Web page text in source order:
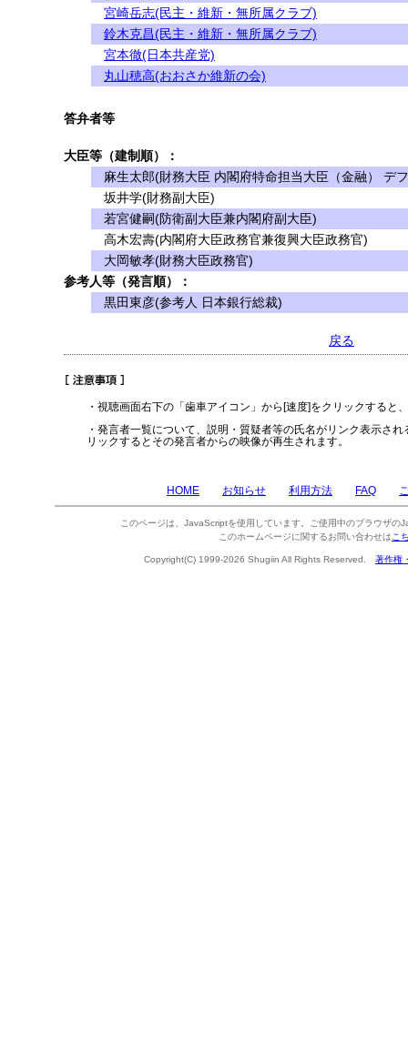
宮崎岳志(民主・維新・無所属クラブ)
鈴木克昌(民主・維新・無所属クラブ)
宮本徹(日本共産党)
丸山穂高(おおさか維新の会)
答弁者等
大臣等（建制順）：
麻生太郎(財務大臣 内閣府特命担当大臣（金融） デ
坂井学(財務副大臣)
若宮健嗣(防衛副大臣兼内閣府副大臣)
高木宏壽(内閣府大臣政務官兼復興大臣政務官)
大岡敏孝(財務大臣政務官)
参考人等（発言順）：
黒田東彦(参考人 日本銀行総裁)
戻る
・視聴画面右下の「歯車アイコン」から[速度]をクリックすると
・発言者一覧について、説明・質疑者等の氏名がリンク表示さ
リックするとその発言者からの映像が再生されます。
HOME お知らせ 利用方法 FAQ
このページは、JavaScriptを使用しています。ご使用中のブラウザの
このホームページに関するお問い合わせは こ
Copyright(C) 1999-2026 Shugiin All Rights Reserved. 著作権